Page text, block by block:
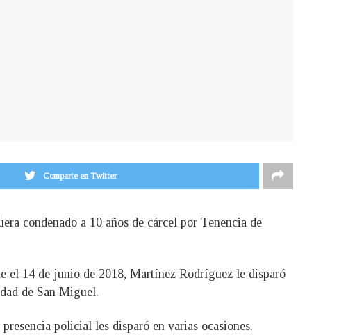
Comparte en Twitter
condenado a 10 años de cárcel por Tenencia de
el 14 de junio de 2018, Martínez Rodríguez le disparó
de San Miguel.
policial les disparó en varias ocasiones.